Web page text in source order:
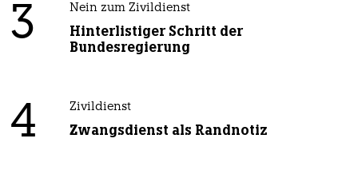
3 Nein zum Zivildienst
Hinterlistiger Schritt der
Bundesregierung
4 Zivildienst
Zwangsdienst als Randnotiz